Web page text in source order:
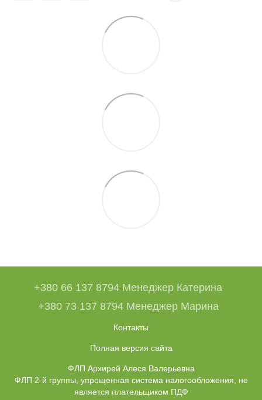
+380 66 137 8794 Менеджер Катерина
+380 73 137 8794 Менеджер Марина
Контакты
Полная версия сайта
ФЛП Архирей Алеся Валерьевна
ФЛП 2-й группы, упрощенная система налогообложения, не
является плательщиком ПДФ